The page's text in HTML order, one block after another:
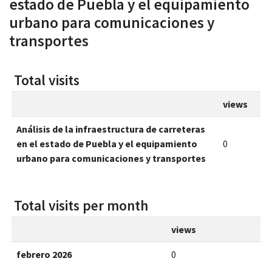
estado de Puebla y el equipamiento
urbano para comunicaciones y
transportes
Total visits
views
Análisis de la infraestructura de carreteras
en el estado de Puebla y el equipamiento
urbano para comunicaciones y transportes
0
Total visits per month
views
febrero 2026 0